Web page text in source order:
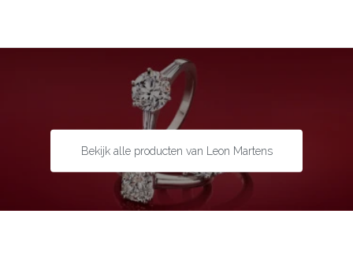
Diamant
Briljant
0,25 ct
Bekijk alle producten van Leon Martens